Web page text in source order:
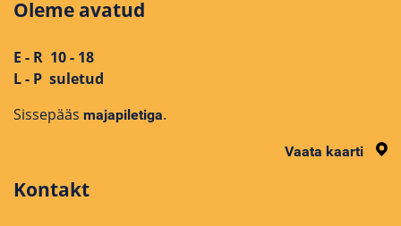
Oleme avatud
E - R 10 - 18
L - P suletud
Sissepääs majapiletiga.
Vaata kaarti
Kontakt